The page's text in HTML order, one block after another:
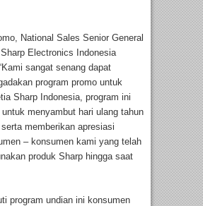
National Sales Senior General
Electronics Indonesia
sangat senang dapat
program promo untuk
Sharp Indonesia, program ini
menyambut hari ulang tahun
memberikan apresiasi
– konsumen kami yang telah
produk Sharp hingga saat
program undian ini konsumen